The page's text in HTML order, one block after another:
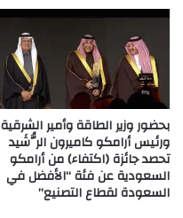
بحضور وزير الطاقة وأمير الشرقية
ورئيس أرامكو كاميرون الرُّشَيد
تحصد جائزة (اكتفاء) من أرامكو
السعودية عن فئة “الأفضل في
السعودة لقطاع التصنيع”